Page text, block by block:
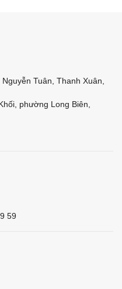
Tuân, Thanh Xuân,
phường Long Biên,
59